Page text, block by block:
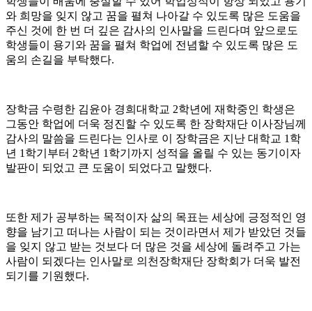
와 희망을 잊지 않고 꿈을 펼쳐 나아갈 수 있도록 많은 도움을
주신 것에 한 번 더 깊은 감사의 인사말을 드린다며 앞으로도
학생들이 용기와 꿈을 펼쳐 학업에 전념할 수 있도록 많은 도
움의 손길을 부탁했다.
장학금 수령한 김윤아 경희대학교 2학년에 재학중인 학생은
그동안 학업에 더욱 정진할 수 있도록 한 장학재단 이사장님께
감사의 말씀을 드린다는 인사로 이 장학금은 지난 대학교 1 학
년 1 학기부터 2학년 1 학기까지 성적을 올릴 수 있는 동기이자
발판이 되었고 큰 도움이 되었다고 말했다.
또한 제가 공부하는 목적이자 삶의 목표는 세상에 긍정적인 영
향을 남기고 떠나는 사람이 되는 것이라면서 제가 받았던 것들
을 잊지 않고 받는 것보다 더 많은 것을 세상에 돌려주고 가는
사람이 되겠다는 인사말로 의천장학재단 장학회가 더욱 발전
되기를 기원했다.